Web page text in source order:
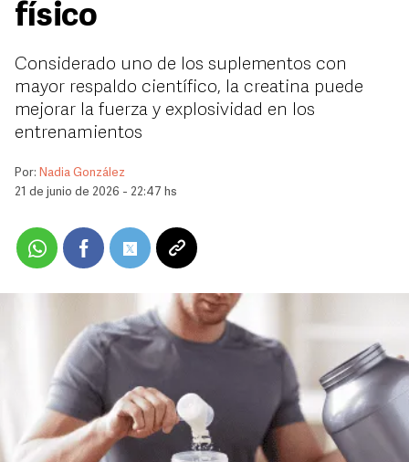
físico
Considerado uno de los suplementos con
mayor respaldo científico, la creatina puede
mejorar la fuerza y explosividad en los
entrenamientos
Por: Nadia González
21 de junio de 2026 - 22:47 hs